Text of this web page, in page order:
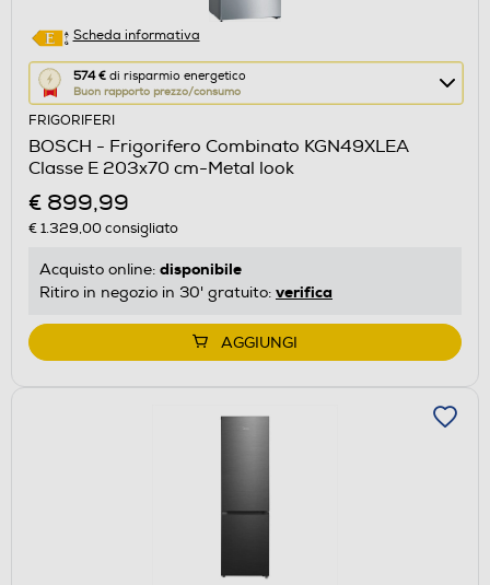
Scheda informativa
574 € di risparmio energetico
Buon rapporto prezzo/consumo
Questa
azione
aprirà
il
Calcolatore
di
risparmio
energetico
di
FRIGORIFERI
BOSCH - Frigorifero Combinato KGN49XLEA
Classe E 203x70 cm-Metal look
€ 899,99
€ 1.329,00consigliato
Acquisto online: disponibile
Ritiro in negozio in 30' gratuito: verifica
AGGIUNGI